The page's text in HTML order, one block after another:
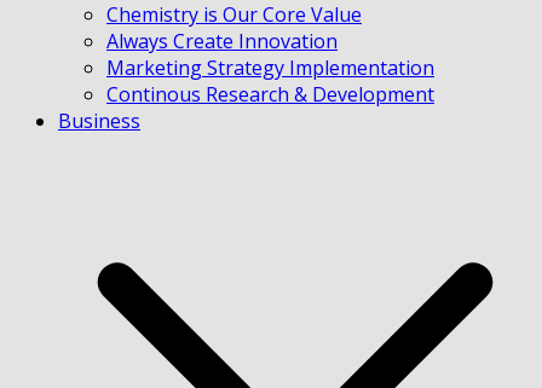
Chemistry is Our Core Value
Always Create Innovation
Marketing Strategy Implementation
Continous Research & Development
Business